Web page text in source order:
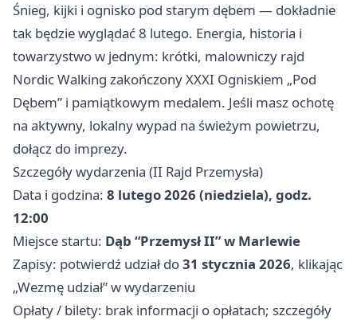
Śnieg, kijki i ognisko pod starym dębem — dokładnie
tak będzie wyglądać 8 lutego. Energia, historia i
towarzystwo w jednym: krótki, malowniczy rajd
Nordic Walking zakończony XXXI Ogniskiem „Pod
Dębem” i pamiątkowym medalem. Jeśli masz ochotę
na aktywny, lokalny wypad na świeżym powietrzu,
dołącz do imprezy.
Szczegóły wydarzenia (II Rajd Przemysła)
Data i godzina: 8 lutego 2026 (niedziela), godz.
12:00
Miejsce startu: Dąb “Przemysł II” w Marlewie
Zapisy: potwierdź udział do31 stycznia 2026, klikając
„Wezmę udział” w wydarzeniu
Opłaty / bilety: brak informacji o opłatach; szczegóły